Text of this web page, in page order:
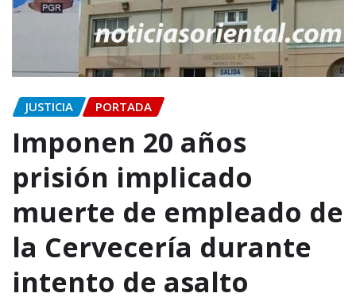
JUSTICIA PORTADA
Imponen 20 años
prisión implicado
muerte de empleado de
la Cervecería durante
intento de asalto